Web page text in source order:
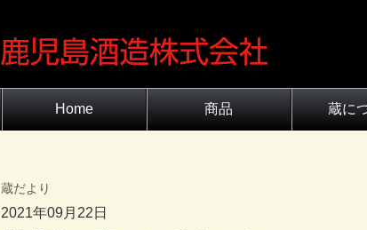
Home 商品 蔵に
蔵だより
2021年09月22日